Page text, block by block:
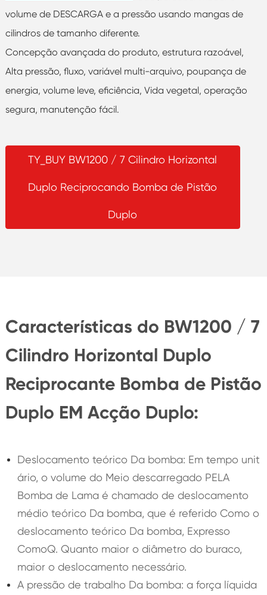
volume de DESCARGA e a pressão usando mangas de
cilindros de tamanho diferente.
Concepção avançada do produto, estrutura razoável,
Alta pressão, fluxo, variável multi-arquivo, poupança de
energia, volume leve, eficiência, Vida vegetal, operação
segura, manutenção fácil.
TY_BUY BW1200 / 7 Cilindro Horizontal
Duplo Reciprocando Bomba de Pistão
Duplo
Características do BW1200 / 7
Cilindro Horizontal Duplo
Reciprocante Bomba de Pistão
Duplo EM Acção Duplo:
Deslocamento teórico Da bomba: Em tempo unit
ário, o volume do Meio descarregado PELA
Bomba de Lama é chamado de deslocamento
médio teórico Da bomba, que é referido Como o
deslocamento teórico Da bomba, Expresso
ComoQ. Quanto maior o diâmetro do buraco,
maior o deslocamento necessário.
A pressão de trabalho Da bomba: a força líquida